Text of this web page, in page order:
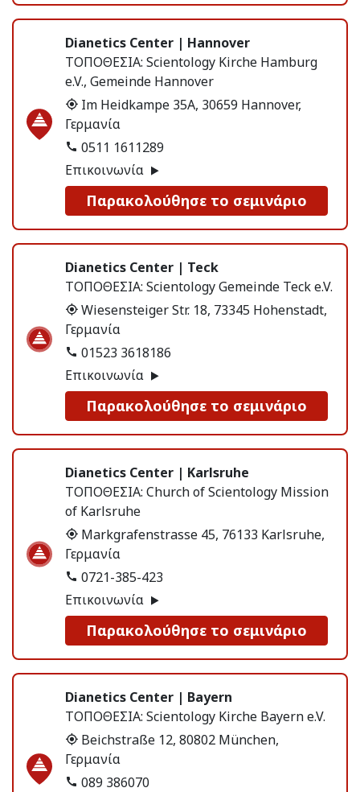
Dianetics Center | Hannover
ΤΟΠΟΘΕΣΙΑ: Scientology Kirche Hamburg
e.V., Gemeinde Hannover
Im Heidkampe 35A, 30659 Hannover,
Γερμανία
0511 1611289
Επικοινωνία
Παρακολούθησε το σεμινάριο
Dianetics Center | Teck
ΤΟΠΟΘΕΣΙΑ: Scientology Gemeinde Teck e.V.
Wiesensteiger Str. 18, 73345 Hohenstadt,
Γερμανία
01523 3618186
Επικοινωνία
Παρακολούθησε το σεμινάριο
Dianetics Center | Karlsruhe
ΤΟΠΟΘΕΣΙΑ: Church of Scientology Mission
of Karlsruhe
Markgrafenstrasse 45, 76133 Karlsruhe,
Γερμανία
0721-385-423
Επικοινωνία
Παρακολούθησε το σεμινάριο
Dianetics Center | Bayern
ΤΟΠΟΘΕΣΙΑ: Scientology Kirche Bayern e.V.
Beichstraße 12, 80802 München,
Γερμανία
089 386070